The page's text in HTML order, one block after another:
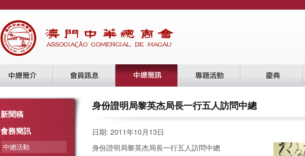
新聞稿
會務簡訊
中總活動
身份證明局黎英杰局長一行五人訪問中總
日期: 2011年10月13日
身份證明局黎英杰局長一行五人訪問中總